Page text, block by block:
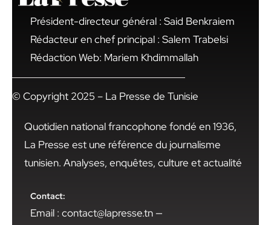
Président-directeur général : Said Benkraiem
Rédacteur en chef principal : Salem Trabelsi
Rédaction Web: Mariem Khdimmallah
© Copyright 2025 – La Presse de Tunisie
Quotidien national francophone fondé en 1936,
La Presse est une référence du journalisme
tunisien. Analyses, enquêtes, culture et actualité
Contact:
Email : contact@lapresse.tn —